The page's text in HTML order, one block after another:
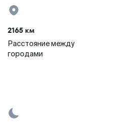
2165 км
Расстояние между
городами